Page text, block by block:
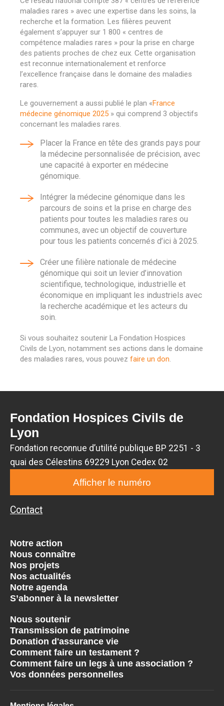
maladies rares » avec une expertise dans les soins, la
recherche et la formation. Les filières peuvent
également s’appuyer sur 1 800 « centres de
compétence maladies rares » pour la prise en charge
des patients proches de chez eux. Cette organisation
est reconnue internationalement et renforce
l’excellence française dans le domaine des maladies
rares.
Le gouvernement a aussi publié le plan «France
médecine génomique 2025 » qui comprend 3 objectifs
concernant les maladies rares.
Placer la France en tête des grands pays pour
la médecine personnalisée de précision, avec
une capacité à exporter en médecine
génomique.
Intégrer la médecine génomique dans les
parcours de soins et la prise en charge des
patients pour toutes les maladies rares ou
communes, avec un objectif de couverture
pour tous les patients concernés d’ici à 2025.
Créer une filière nationale de médecine
génomique qui soit un levier d’innovation
scientifique, technologique, industrielle et
économique en impliquant les industriels avec
la recherche académique et les acteurs du
soin.
Si vous souhaitez soutenir La Fondation Hospices
Civils de Lyon, notamment ses actions dans le domaine
des maladies rares, vous pouvez faire un don.
Fondation Hospices Civils de
Lyon
Fondation reconnue d’utilité publique BP 2251 - 3
quai des Célestins 69229 Lyon Cedex 02
Afficher le numéro
Contact
Notre action
Nous connaître
Nos projets
Nos actualités
Notre agenda
S’abonner à la newsletter
Nous soutenir
Transmission de patrimoine
Donation d'assurance vie
Comment faire un testament ?
Comment faire un legs à une association ?
Vos données personnelles